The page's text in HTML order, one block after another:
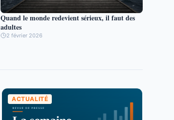
Quand le monde redevient sérieux, il faut des
adultes
2 février 2026
ACTUALITÉ